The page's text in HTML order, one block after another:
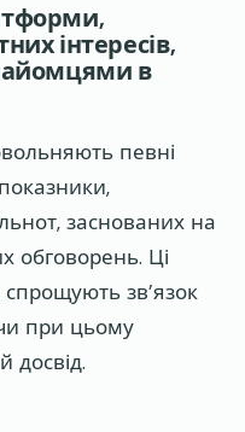
інтересів,
в
певні
заснованих на
обговорень. Ці
спрощують зв’язок
при цьому
досвід.